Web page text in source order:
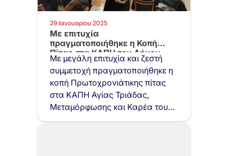
29 Ιανουαρίου 2025
Με επιτυχία
πραγματοποιήθηκε η Κοπή
Πίτας στα ΚΑΠΗ του Δήμου…
Με μεγάλη επιτυχία και ζεστή
συμμετοχή πραγματοποιήθηκε η
κοπή Πρωτοχρονιάτικης πίτας
στα ΚΑΠΗ Αγίας Τριάδας,
Μεταμόρφωσης και Καρέα του
Δήμου…